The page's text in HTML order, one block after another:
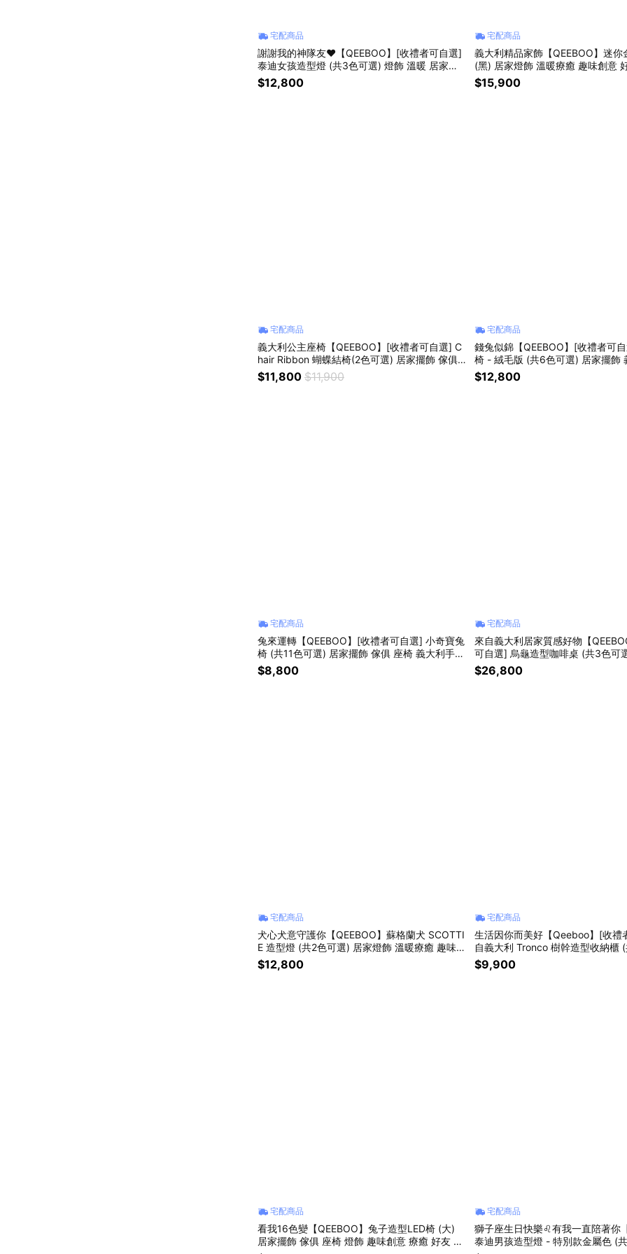
宅配商品
謝謝我的神隊友❤️【QEEBOO】[收禮者可自選]
泰迪女孩造型燈 (共3色可選) 燈飾 溫暖 居家擺
設 生日禮 情人節禮物
$12,800
宅配商品
義大利精品家飾【QEEBOO】迷你
(黑) 居家燈飾 溫暖療癒 趣味創意
新居落成 入厝禮
$15,900
宅配商品
義大利公主座椅【QEEBOO】[收禮者可自選] C
hair Ribbon 蝴蝶結椅(2色可選) 居家擺飾 傢俱
座椅 夢幻療癒 好友 生日禮 閨蜜禮
$11,800 $11,900
宅配商品
錢兔似錦【QEEBOO】[收禮者可
椅 - 絨毛版 (共6色可選) 居家擺飾
造 趣味創意 療癒 好友 生日禮 新居
$12,800
宅配商品
兔來運轉【QEEBOO】[收禮者可自選] 小奇寶兔
椅 (共11色可選) 居家擺飾 傢俱 座椅 義大利手工
製造 趣味創意 療癒 好友 生日禮 新居落成 入厝
禮
$8,800
宅配商品
來自義大利居家質感好物【
可自選] 烏龜造型咖啡桌 (共3色可
咖啡桌 趣味創意 療癒 好友 生日禮
厝禮
$26,800
宅配商品
犬心犬意守護你【QEEBOO】蘇格蘭犬 SCOTTI
E 造型燈 (共2色可選) 居家燈飾 溫暖療癒 趣味創
意 好友 生日禮 新居落成 入厝禮
$12,800
宅配商品
生活因你而美好【Qeeboo】[收禮
自義大利 Tronco 樹幹造型收納櫃
新居落成 入厝禮 生日禮 居家擺飾
櫃 創意療癒
$9,900
宅配商品
看我16色變【QEEBOO】兔子造型LED椅 (大)
居家擺飾 傢俱 座椅 燈飾 趣味創意 療癒 好友 生
宅配商品
獅子座生日快樂♌有我一直陪著你
泰迪男孩造型燈 - 特別款金屬色 (